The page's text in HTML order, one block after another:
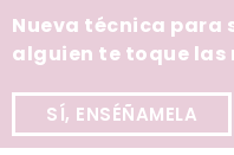
Nueva técnica para
alguien te toque las
SÍ, ENSÉÑAMELA